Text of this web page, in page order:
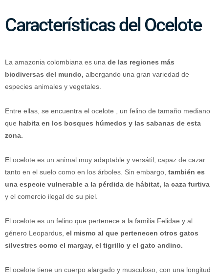
Características del Ocelote
La amazonia colombiana es una de las regiones más
biodiversas del mundo, albergando una gran variedad de
especies animales y vegetales.
Entre ellas, se encuentra el ocelote , un felino de tamaño mediano
que habita en los bosques húmedos y las sabanas de esta
zona.
El ocelote es un animal muy adaptable y versátil, capaz de cazar
tanto en el suelo como en los árboles. Sin embargo, también es
una especie vulnerable a la pérdida de hábitat, la caza furtiva
y el comercio ilegal de su piel.
El ocelote es un felino que pertenece a la familia Felidae y al
género Leopardus, el mismo al que pertenecen otros gatos
silvestres como el margay, el tigrillo y el gato andino.
El ocelote tiene un cuerpo alargado y musculoso, con una longitud